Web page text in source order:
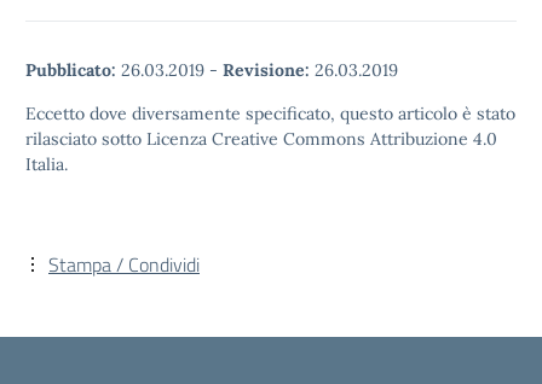
Pubblicato: 26.03.2019 - Revisione: 26.03.2019
Eccetto dove diversamente specificato, questo articolo è stato
rilasciato sotto Licenza Creative Commons Attribuzione 4.0
Italia.
Stampa / Condividi